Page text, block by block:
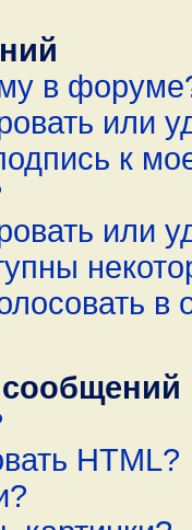
в
или
к
или
в
HTML?